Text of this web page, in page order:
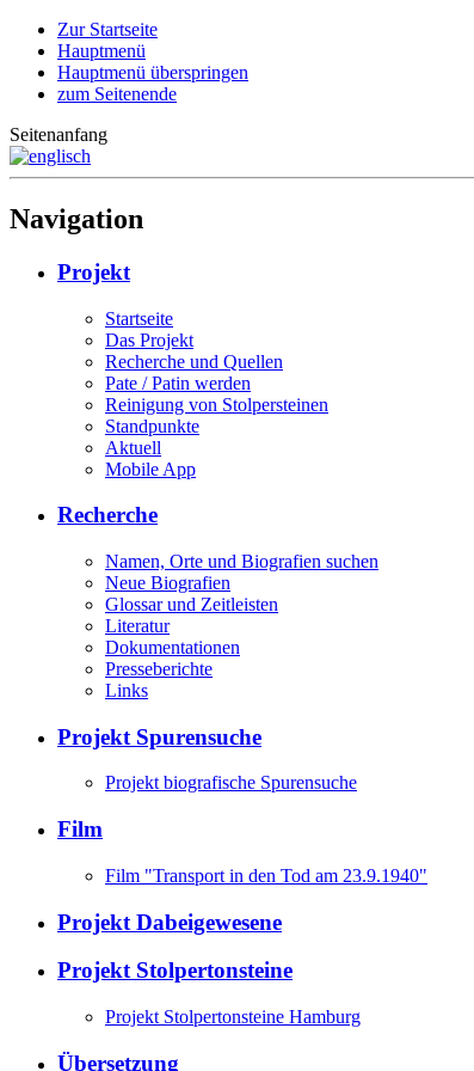
Zur Startseite
Hauptmenü
Hauptmenü überspringen
zum Seitenende
Seitenanfang
Navigation
Projekt
Startseite
Das Projekt
Recherche und Quellen
Pate / Patin werden
Reinigung von Stolpersteinen
Standpunkte
Aktuell
Mobile App
Recherche
Namen, Orte und Biografien suchen
Neue Biografien
Glossar und Zeitleisten
Literatur
Dokumentationen
Presseberichte
Links
Projekt Spurensuche
Projekt biografische Spurensuche
Film
Film "Transport in den Tod am 23.9.1940"
Projekt Dabeigewesene
Projekt Stolpertonsteine
Projekt Stolpertonsteine Hamburg
Übersetzung